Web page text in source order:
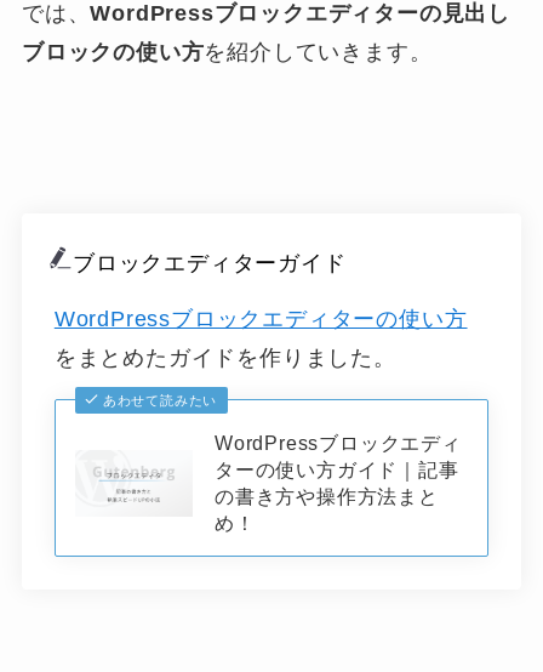
では、WordPressブロックエディターの見出し
ブロックの使い方を紹介していきます。
ブロックエディターガイド
WordPressブロックエディターの使い方
をまとめたガイドを作りました。
あわせて読みたい
WordPressブロックエディ
ターの使い方ガイド｜記事
の書き方や操作方法まと
め！